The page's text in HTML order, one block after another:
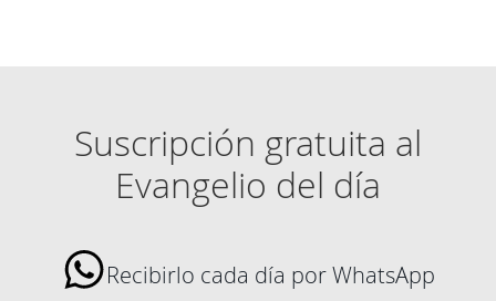
Suscripción gratuita al
Evangelio del día
Recibirlo cada día por WhatsApp